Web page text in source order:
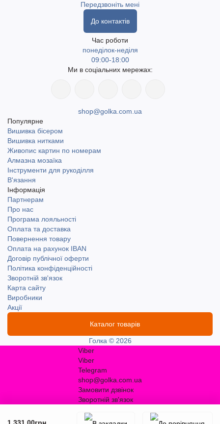
Передзвоніть мені
До контактів
Час роботи
понеділок-неділя
09:00-18:00
Ми в соціальних мережах:
shop@golka.com.ua
Популярне
Вишивка бісером
Вишивка нитками
Живопис картин по номерам
Алмазна мозаїка
Інструменти для рукоділля
В'язання
Інформація
Партнерам
Про нас
Програма лояльності
Оплата та доставка
Повернення товару
Оплата на рахунок IBAN
Договір публічної оферти
Політика конфіденційності
Зворотній зв'язок
Карта сайту
Виробники
Акції
Каталог товарів
Голка © 2026
Viber
Viber
Telegram
shop@golka.com.ua
Замовити дзвінок
Зворотній зв'язок